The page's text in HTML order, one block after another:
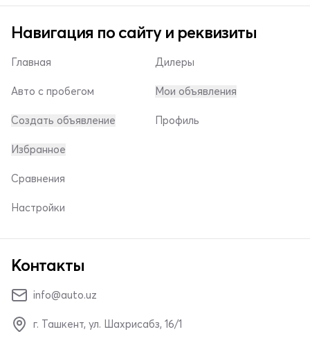
Навигация по сайту и реквизиты
Главная
Авто с пробегом
Создать объявление
Дилеры
Мои объявления
Профиль
Избранное
Сравнения
Настройки
Контакты
info@auto.uz
г. Ташкент, ул. Шахрисабз, 16/1